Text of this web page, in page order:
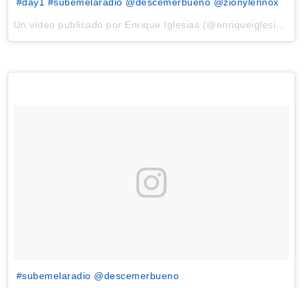
#day1 #subemelaradio @descemerbueno @zionylennox
Un vídeo publicado por Enrique Iglesias (@enriqueiglesias) el
#subemelaradio @descemerbueno